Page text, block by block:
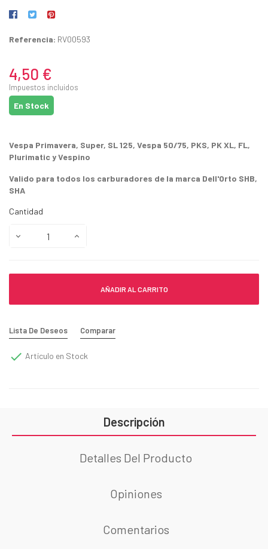
Referencia: RV00593
4,50 €
Impuestos incluidos
En Stock
Vespa Primavera, Super, SL 125, Vespa 50/75, PKS, PK XL, FL,
Plurimatic y Vespino
Valido para todos los carburadores de la marca Dell'Orto SHB,
SHA
Cantidad
AÑADIR AL CARRITO
Lista De Deseos Comparar
 Artículo en Stock
Descripción
Detalles Del Producto
Opiniones
Comentarios